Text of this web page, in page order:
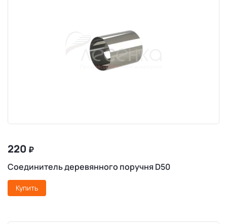
220 ₽
Соединитель деревянного поручня D50
Купить